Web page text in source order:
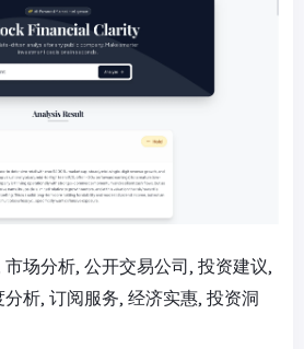
市场分析, 公开交易公司, 投资建议,
析, 订阅服务, 经济实惠, 投资洞